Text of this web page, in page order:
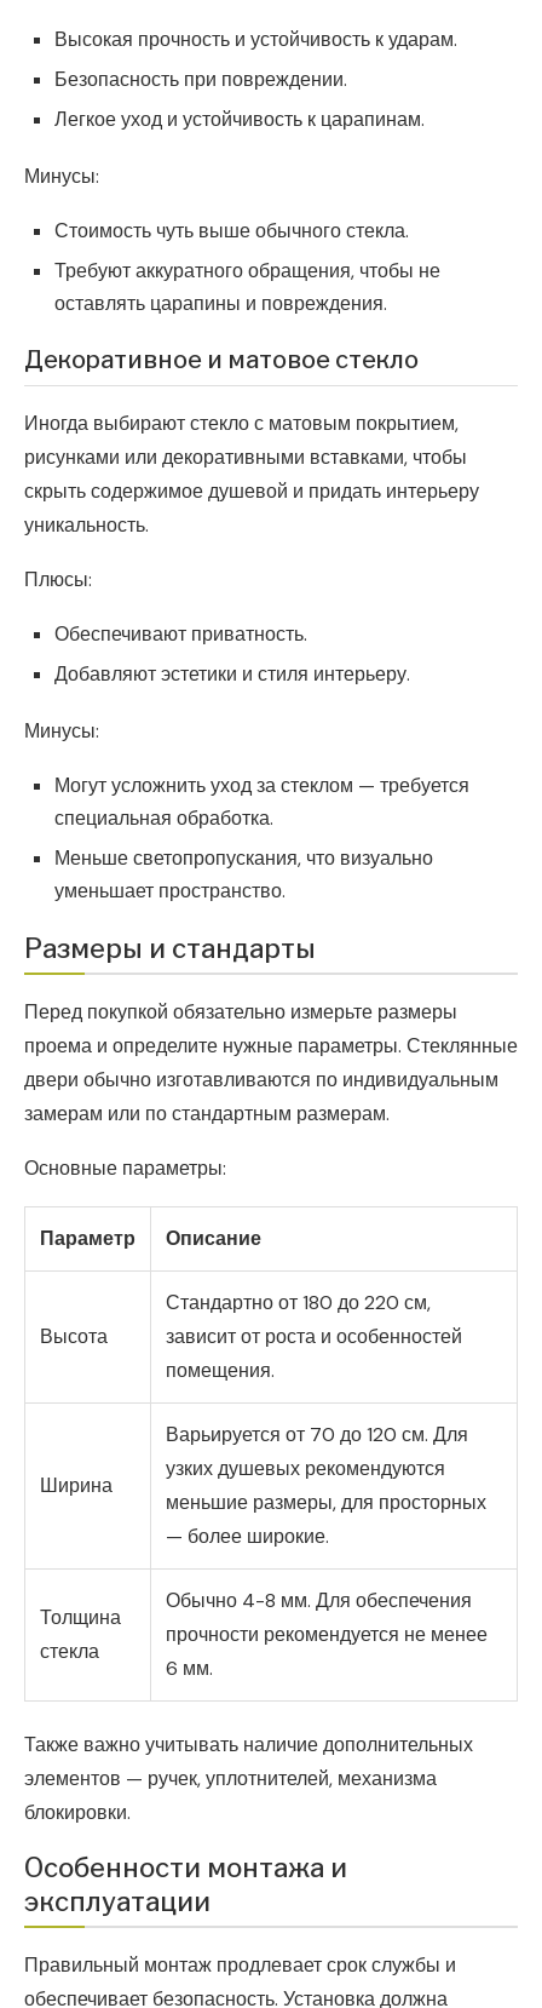
Высокая прочность и устойчивость к ударам.
Безопасность при повреждении.
Легкое уход и устойчивость к царапинам.
Минусы:
Стоимость чуть выше обычного стекла.
Требуют аккуратного обращения, чтобы не
оставлять царапины и повреждения.
Декоративное и матовое стекло
Иногда выбирают стекло с матовым покрытием,
рисунками или декоративными вставками, чтобы
скрыть содержимое душевой и придать интерьеру
уникальность.
Плюсы:
Обеспечивают приватность.
Добавляют эстетики и стиля интерьеру.
Минусы:
Могут усложнить уход за стеклом — требуется
специальная обработка.
Меньше светопропускания, что визуально
уменьшает пространство.
Размеры и стандарты
Перед покупкой обязательно измерьте размеры
проема и определите нужные параметры. Стеклянные
двери обычно изготавливаются по индивидуальным
замерам или по стандартным размерам.
Основные параметры:
Параметр Описание
Высота
Стандартно от 180 до 220 см,
зависит от роста и особенностей
помещения.
Ширина
Варьируется от 70 до 120 см. Для
узких душевых рекомендуются
меньшие размеры, для просторных
— более широкие.
Толщина
стекла
Обычно 4-8 мм. Для обеспечения
прочности рекомендуется не менее
6 мм.
Также важно учитывать наличие дополнительных
элементов — ручек, уплотнителей, механизма
блокировки.
Особенности монтажа и
эксплуатации
Правильный монтаж продлевает срок службы и
обеспечивает безопасность. Установка должна